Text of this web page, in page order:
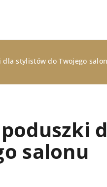
stylistów do Twojego
salonu